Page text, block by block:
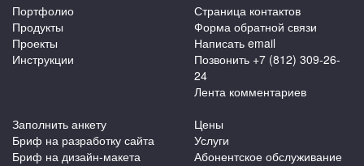
Портфолио
Продукты
Проекты
Инструкции
Страница контактов
Форма обратной связи
Написать email
Позвонить +7 (812) 309-26-
24
Лента комментариев
Заполнить анкету
Бриф на разработку сайта
Бриф на дизайн-макета
Цены
Услуги
Абонентское обслуживание